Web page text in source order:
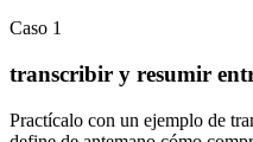
Caso 1
transcribir y resumir
Practícalo con un ejemplo de